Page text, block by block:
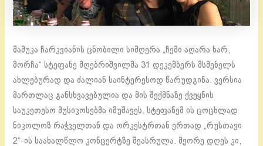
მამუკა ჩარკვიანის ცნობილი სიმღერა „ჩემი აღარა ხარ,
მორჩა“ სტეფანე მღებრიშვილმა 31 დეკემბერს მსმენელს
ახლებურად და ძალიან საინტერესოდ წარუდგინა. ვერსია
მართლაც განსხვავებულია და მის შექმნაზე ქვეყნის
საუკეთესო მუსიკოსებმა იმუშავეს. სტეფანემ ის ცოცხლად
ნიკოლოზ რაჭველთან და ორკესტრთან ერთად „რუსთავი
2“-ის საახალწლო კონცერტზე შეასრულა. მეორე დღეს კი,